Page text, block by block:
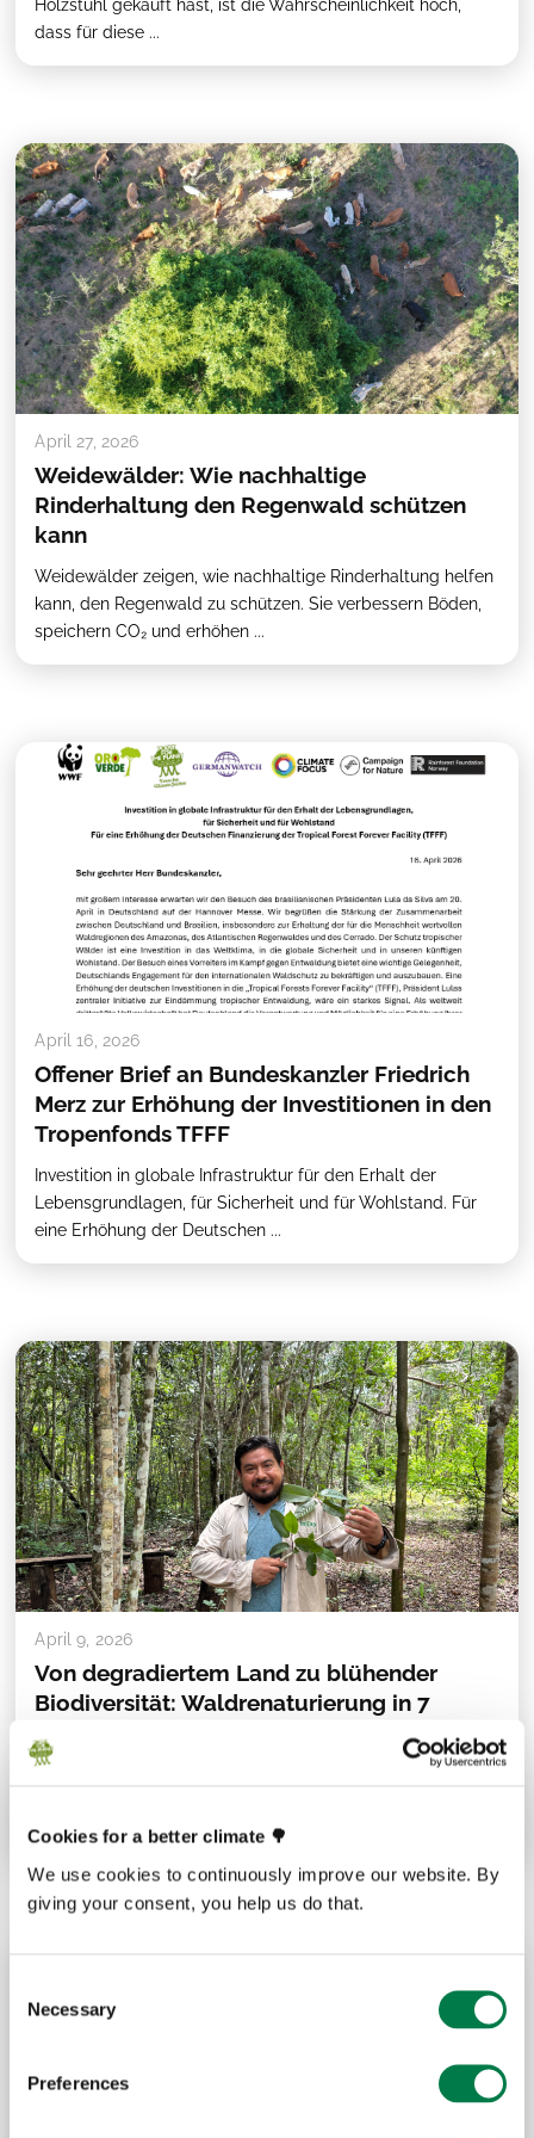
Cookies for a better climate 🌳
We use cookies to continuously improve our website. By
giving your consent, you help us do that.
Selection
Necessary
Preferences
Holzstuhl gekauft hast, ist die Wahrscheinlichkeit hoch,
dass für diese ...
April 27, 2026
Weidewälder: Wie nachhaltige
Rinderhaltung den Regenwald schützen
kann
Weidewälder zeigen, wie nachhaltige Rinderhaltung helfen
kann, den Regenwald zu schützen. Sie verbessern Böden,
speichern CO₂ und erhöhen ...
April 16, 2026
Offener Brief an Bundeskanzler Friedrich
Merz zur Erhöhung der Investitionen in den
Tropenfonds TFFF
Investition in globale Infrastruktur für den Erhalt der
Lebensgrundlagen, für Sicherheit und für Wohlstand. Für
eine Erhöhung der Deutschen ...
April 9, 2026
Von degradiertem Land zu blühender
Biodiversität: Waldrenaturierung in 7
Schritten
Die Renaturierung von Wäldern ist ein schrittweiser
endet nicht, ...